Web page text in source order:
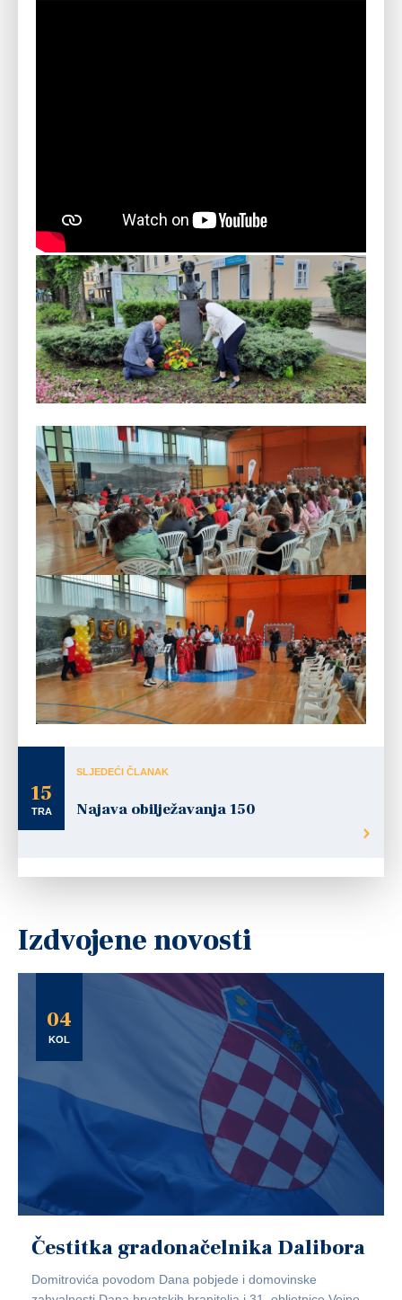
15
TRA
SLJEDEĆI ČLANAK
Najava obilježavanja 150
Izdvojene novosti
04
KOL
Čestitka gradonačelnika Dalibora
Domitrovića povodom Dana pobjede i domovinske